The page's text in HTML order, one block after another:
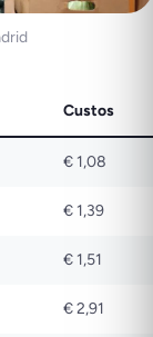
Custos
€ 1,08
€ 1,39
€ 1,51
€ 2,91